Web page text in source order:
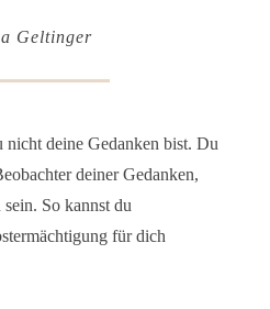
Geltinger
nicht deine Gedanken bist. Du
deiner Gedanken,
So kannst du
für dich